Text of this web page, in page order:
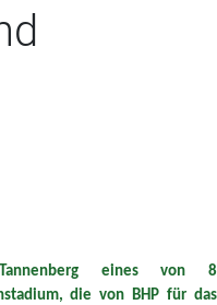
eines von 8
die von BHP für das